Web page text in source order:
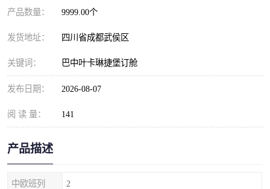
产品数量： 9999.00个
发货地址： 四川省成都武侯区
关键词： 巴中叶卡琳捷堡订舱
发布日期： 2026-08-07
阅 读 量： 141
产品描述
中欧班列 2